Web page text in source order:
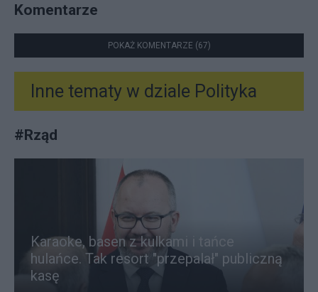
Komentarze
POKAŻ KOMENTARZE (67)
Inne tematy w dziale Polityka
#Rząd
Karaoke, basen z kulkami i tańce
hulańce. Tak resort "przepalał" publiczną
kasę